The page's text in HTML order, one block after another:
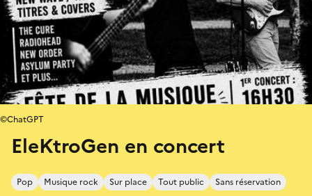
EleKtroGen en concert
Pop Musique rock Sur place Tout public Sans réservation
©ChatGPT